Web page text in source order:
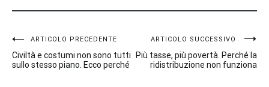
Navigazione
articoli
ARTICOLO PRECEDENTE
Civiltà e costumi non sono tutti
sullo stesso piano. Ecco perché
ARTICOLO SUCCESSIVO
Più tasse, più povertà. Perché la
ridistribuzione non funziona